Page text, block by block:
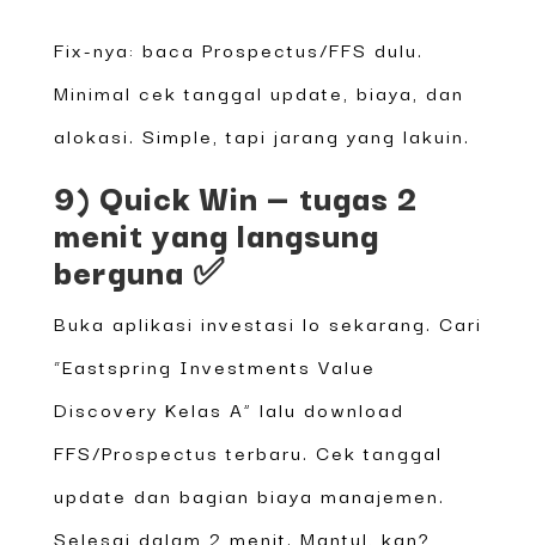
Fix-nya: baca Prospectus/FFS dulu.
Minimal cek tanggal update, biaya, dan
alokasi. Simple, tapi jarang yang lakuin.
9) Quick Win — tugas 2
menit yang langsung
berguna ✅
Buka aplikasi investasi lo sekarang. Cari
“Eastspring Investments Value
Discovery Kelas A” lalu download
FFS/Prospectus terbaru. Cek tanggal
update dan bagian biaya manajemen.
Selesai dalam 2 menit. Mantul, kan?